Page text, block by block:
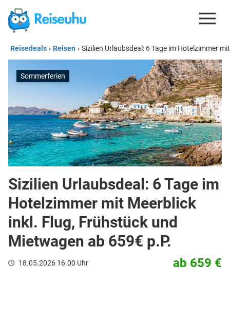
REISEDEALS
GUTSCHEINE
KREDITKARTEN
ESIM
REISEBLOG
Reisedeals › Reisen › Sizilien Urlaubsdeal: 6 Tage im Hotelzimmer
Sommerferien
Sizilien Urlaubsdeal: 6 Tage im
Hotelzimmer mit Meerblick
inkl. Flug, Frühstück und
Mietwagen ab 659€ p.P.
18.05.2026 16.00 Uhr ab 659 €